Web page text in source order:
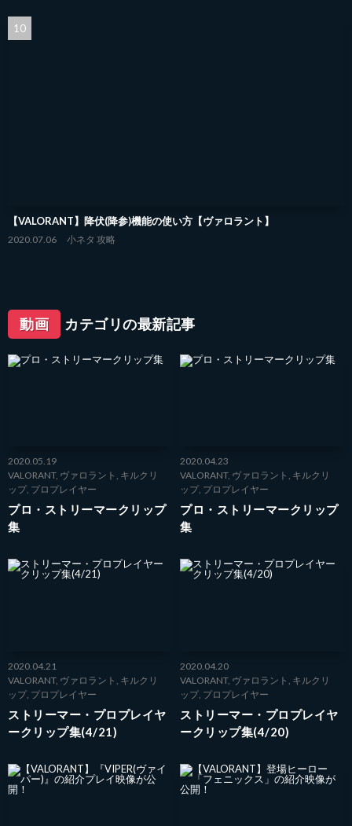
【VALORANT】降伏(降参)機能の使い方【ヴァロラント】
2020.07.06 小ネタ 攻略
動画 カテゴリの最新記事
2020.05.19
VALORANT, ヴァロラント , キルクリ
ップ, プロプレイヤー
プロ・ストリーマークリップ
集
2020.04.23
VALORANT, ヴァロラント , キルクリ
ップ, プロプレイヤー
プロ・ストリーマークリップ
集
2020.04.21
VALORANT, ヴァロラント キルクリ
ップ プロプレイヤー
ストリーマー・プロプレイヤ
ークリップ集(4/21)
2020.04.20
VALORANT, ヴァロラント キルクリ
ップ プロプレイヤー
ストリーマー・プロプレイヤ
ークリップ集(4/20)